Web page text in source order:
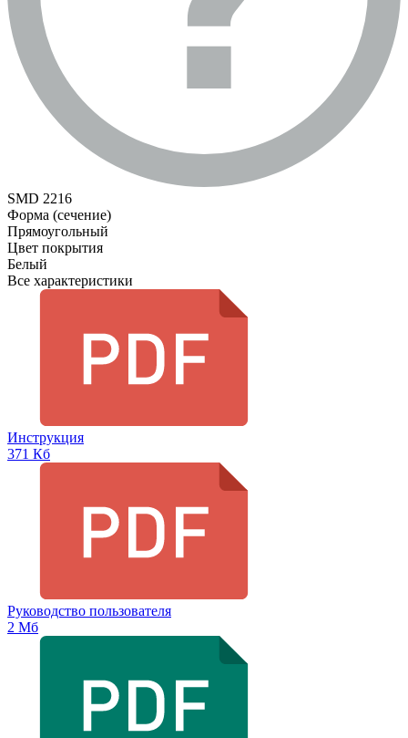
SMD 2216
Форма (сечение)
Прямоугольный
Цвет покрытия
Белый
Все характеристики
Инструкция
371 Кб
Руководство пользователя
2 Мб